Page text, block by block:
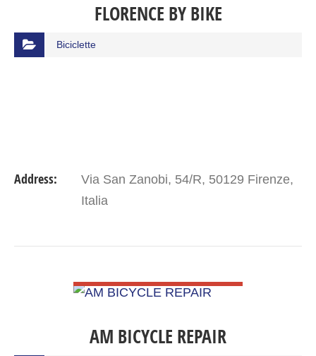
FLORENCE BY BIKE
Biciclette
Address:
Via San Zanobi, 54/R, 50129 Firenze,
Italia
AM BICYCLE REPAIR